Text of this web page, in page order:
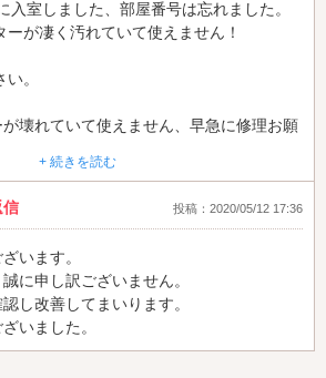
入室しました、部屋番号は忘れました。
が凄く汚れていて使えません！
。
壊れていて使えません、早急に修理お願
れますが、紹介画像と実物が違うものが何
なったのなら紹介画像も早急に変更して下
+ 続きを読む
信 投稿：2020/05/12 17:36
います。
に申し訳ございません。
し改善してまいります。
いました。